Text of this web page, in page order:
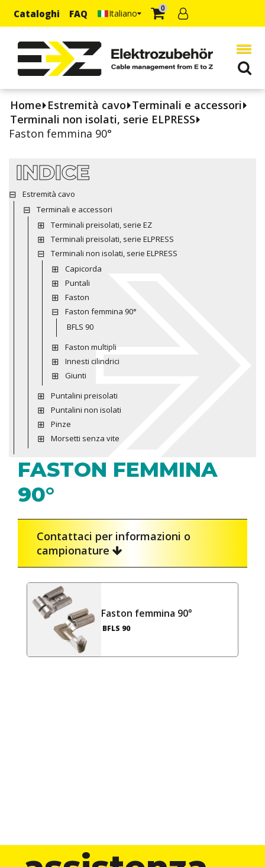
Cataloghi FAQ Italiano 0
Home Estremità cavo Terminali e accessori
Terminali non isolati, serie ELPRESS
Faston femmina 90°
INDICE
Estremità cavo
Terminali e accessori
Terminali preisolati, serie EZ
Terminali preisolati, serie ELPRESS
Terminali non isolati, serie ELPRESS
Capicorda
Puntali
Faston
Faston femmina 90°
BFLS 90
Faston multipli
Innesti cilindrici
Giunti
Puntalini preisolati
Puntalini non isolati
Pinze
Morsetti senza vite
FASTON FEMMINA
90°
Contattaci per informazioni o
campionature
Faston femmina 90°
BFLS 90